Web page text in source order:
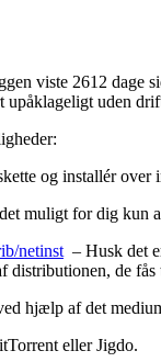
viste 2612 dage
uden
og installér over
muligt for dig kun
netinst– Husk det
de
hjælp af det
eller Jigdo.